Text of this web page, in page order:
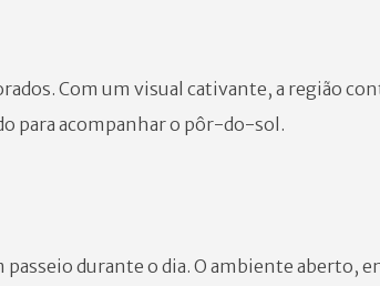
Com um visual cativante, a região
para acompanhar o pôr-do-sol.
durante o dia. O ambiente aberto,